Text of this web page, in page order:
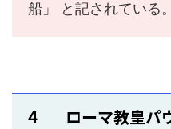
船」 と記されている。
4 ローマ教皇パ